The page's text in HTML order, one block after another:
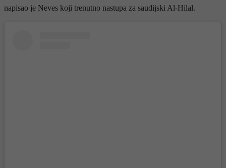
napisao je Neves koji trenutno nastupa za saudijski Al-Hilal.